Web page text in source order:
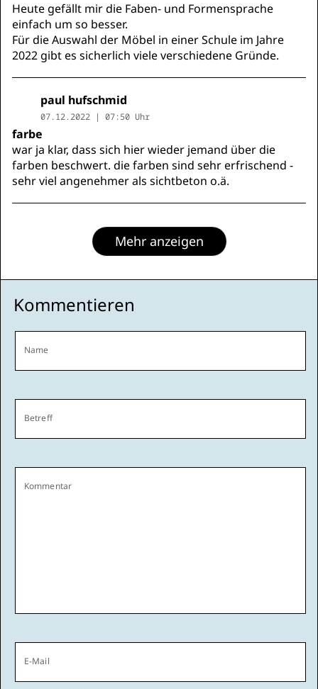
Heute gefällt mir die Faben- und Formensprache
einfach um so besser.
Für die Auswahl der Möbel in einer Schule im Jahre
2022 gibt es sicherlich viele verschiedene Gründe.
paul hufschmid
07.12.2022 | 07:50 Uhr
farbe
war ja klar, dass sich hier wieder jemand über die
farben beschwert. die farben sind sehr erfrischend -
sehr viel angenehmer als sichtbeton o.ä.
Mehr anzeigen
Kommentieren
Name
Betreff
Kommentar
E-Mail